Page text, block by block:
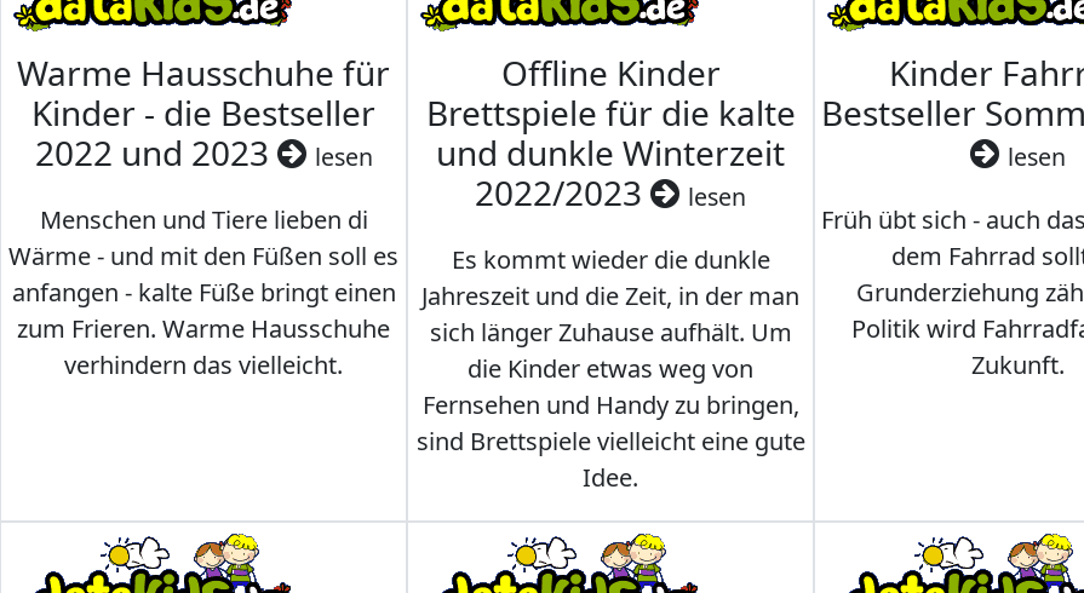
Warme Hausschuhe für
Kinder - die Bestseller
2022 und 2023
lesen
Menschen und Tiere lieben di
Wärme - und mit den Füßen soll es
anfangen - kalte Füße bringt einen
zum Frieren. Warme Hausschuhe
verhindern das vielleicht.
Offline Kinder
Brettspiele für die kalte
und dunkle Winterzeit
2022/2023
lesen
Es kommt wieder die dunkle
Jahreszeit und die Zeit, in der man
sich länger Zuhause aufhält. Um
die Kinder etwas weg von
Fernsehen und Handy zu bringen,
sind Brettspiele vielleicht eine gute
Idee.
Kinder
Bestseller
lesen
Früh übt sich - auch
dem Fahrrad
Grunderziehung
Politik wird
Zukunft.